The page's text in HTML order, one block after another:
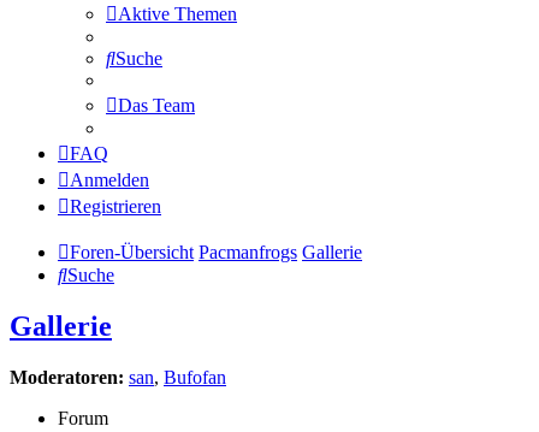
Aktive Themen
Suche
Das Team
FAQ
Anmelden
Registrieren
Foren-Übersicht Pacmanfrogs Gallerie
Suche
Gallerie
Moderatoren: san, Bufofan
Forum